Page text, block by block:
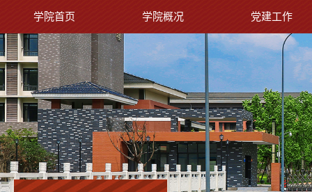
学院首页 学院概况 党建工作